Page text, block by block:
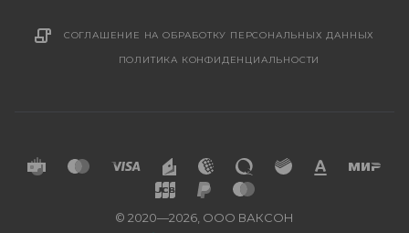
СОГЛАШЕНИЕ НА ОБРАБОТКУ ПЕРСОНАЛЬНЫХ ДАННЫХ
ПОЛИТИКА КОНФИДЕНЦИАЛЬНОСТИ
© 2020—2026, ООО ВАКСОН